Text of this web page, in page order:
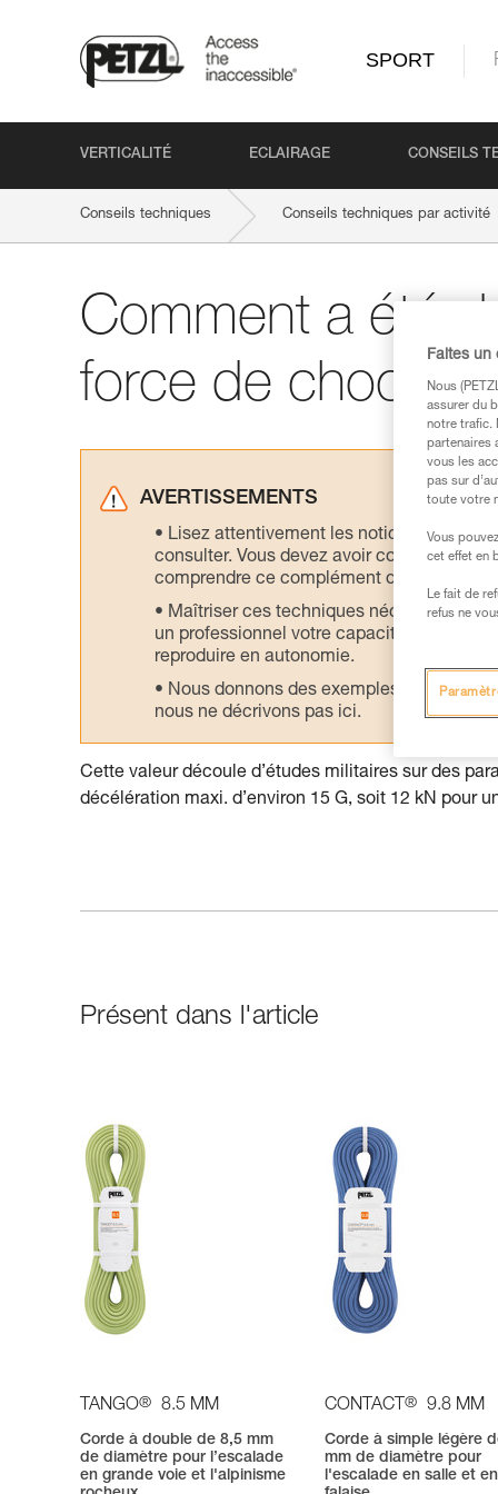
SPORT
VERTICALITÉ ECLAIRAGE CONSEILS
Conseils techniques Conseils techniques par activité
Comment a été
force de choc
AVERTISSEMENTS
Lisez attentivement les notices
consulter. Vous devez avoir compris les
comprendre ce complément
Maîtriser ces techniques nécessite une
un professionnel votre capacité à refaire
reproduire en autonomie.
Nous donnons des exemples de
nous ne décrivons pas ici.
Cette valeur découle d’études militaires sur des
décélération maxi. d’environ 15 G, soit 12 kN pour
Présent dans l'article
TANGO® 8.5 MM
Corde à double de 8,5 mm
de diamètre pour l’escalade
en grande voie et l'alpinisme
CONTACT® 9.8 MM
Corde à simple légère
mm de diamètre pour
l'escalade en salle et en
Faites un
Nous
assurer du
notre trafic.
partenaires
vous les
pas sur
toute votre
Vous
cet effet en
Le fait de
refus ne